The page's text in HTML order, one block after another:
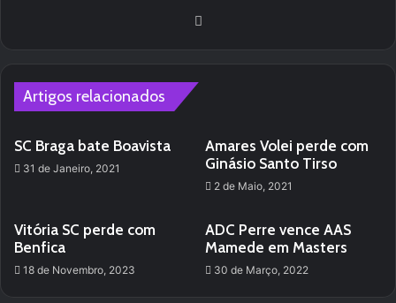
Artigos relacionados
SC Braga bate Boavista
31 de Janeiro, 2021
Amares Volei perde com
Ginásio Santo Tirso
2 de Maio, 2021
Vitória SC perde com
Benfica
18 de Novembro, 2023
ADC Perre vence AAS
Mamede em Masters
30 de Março, 2022